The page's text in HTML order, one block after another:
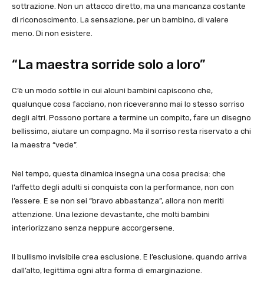
sottrazione. Non un attacco diretto, ma una mancanza costante
di riconoscimento. La sensazione, per un bambino, di valere
meno. Di non esistere.
“La maestra sorride solo a loro”
C’è un modo sottile in cui alcuni bambini capiscono che,
qualunque cosa facciano, non riceveranno mai lo stesso sorriso
degli altri. Possono portare a termine un compito, fare un disegno
bellissimo, aiutare un compagno. Ma il sorriso resta riservato a chi
la maestra “vede”.
Nel tempo, questa dinamica insegna una cosa precisa: che
l’affetto degli adulti si conquista con la performance, non con
l’essere. E se non sei “bravo abbastanza”, allora non meriti
attenzione. Una lezione devastante, che molti bambini
interiorizzano senza neppure accorgersene.
Il bullismo invisibile crea esclusione. E l’esclusione, quando arriva
dall’alto, legittima ogni altra forma di emarginazione.